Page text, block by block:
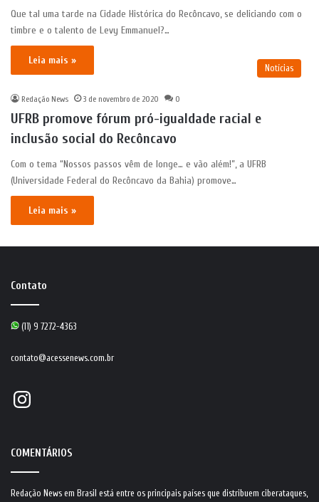
Que tal uma tarde na Cidade Histórica do Recôncavo, se deliciando com o
timbre e o talento de Levy Emmanuel?…
Leia mais »
Notícias
Redação News 3 de novembro de 2020 0
UFRB promove fórum pró-igualdade racial e
inclusão social do Recôncavo
Com o tema “Nossos passos vêm de longe… e vão além!”, a UFRB
(Universidade Federal do Recôncavo da Bahia) promove…
Leia mais »
Contato
(11) 9 7272-4363
contato@acessenews.com.br
Instagram
COMENTÁRIOS
Redação News em Brasil está entre os principais países que distribuem ciberataques,